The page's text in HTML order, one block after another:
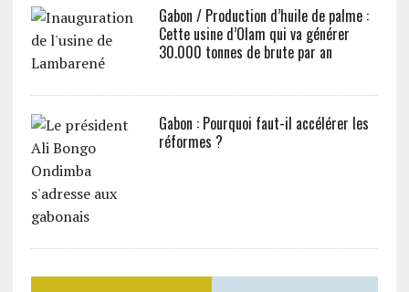
Gabon / Production d’huile de palme :
Cette usine d’Olam qui va générer
30.000 tonnes de brute par an
Gabon : Pourquoi faut-il accélérer les
réformes ?